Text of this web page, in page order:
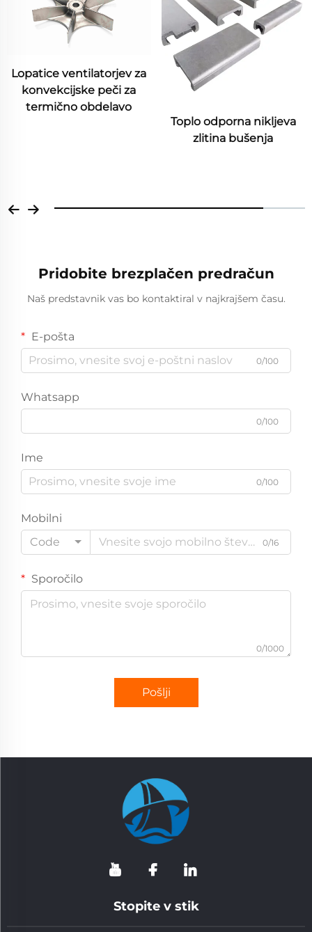
Lopatice ventilatorjev za
konvekcijske peči za
termično obdelavo
Toplo odporna nikljeva
zlitina bušenja
Pridobite brezplačen predračun
Naš predstavnik vas bo kontaktiral v najkrajšem času.
E-pošta
0/100
Whatsapp
0/100
Ime
0/100
Mobilni
Code
0/16
Sporočilo
0/1000
Pošlji
Stopite v stik